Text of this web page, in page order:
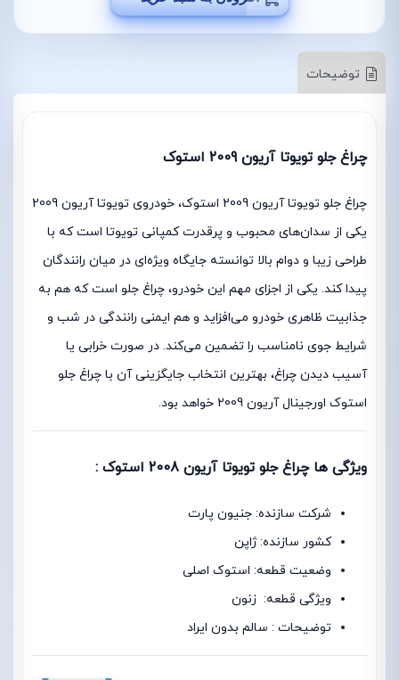
توضیحات
چراغ جلو تویوتا آریون 2009 استوک
چراغ جلو تویوتا آریون 2009 استوک، خودروی تویوتا آریون 2009
یکی از سدان‌های محبوب و پرقدرت کمپانی تویوتا است که با
طراحی زیبا و دوام بالا توانسته جایگاه ویژه‌ای در میان رانندگان
پیدا کند. یکی از اجزای مهم این خودرو، چراغ جلو است که هم به
جذابیت ظاهری خودرو می‌افزاید و هم ایمنی رانندگی در شب و
شرایط جوی نامناسب را تضمین می‌کند. در صورت خرابی یا
آسیب دیدن چراغ، بهترین انتخاب جایگزینی آن با چراغ جلو
استوک اورجینال آریون 2009 خواهد بود.
ویژگی ها چراغ جلو تویوتا آریون 2008 استوک :
شرکت سازنده: جنیون پارت
کشور سازنده: ژاپن
وضعیت قطعه: استوک اصلی
ویژگی قطعه: زنون
توضیحات : سالم بدون ایراد